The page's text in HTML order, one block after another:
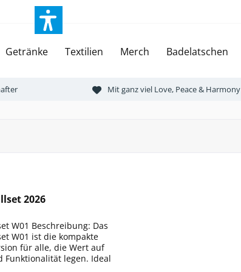
Getränke Textilien Merch Badelatschen
Mit ganz viel Love, Peace & Harmony
2026
W01 Beschreibung: Das
W01 ist die kompakte
für alle, die Wert auf
Funktionalität legen. Ideal
Grillabende oder als